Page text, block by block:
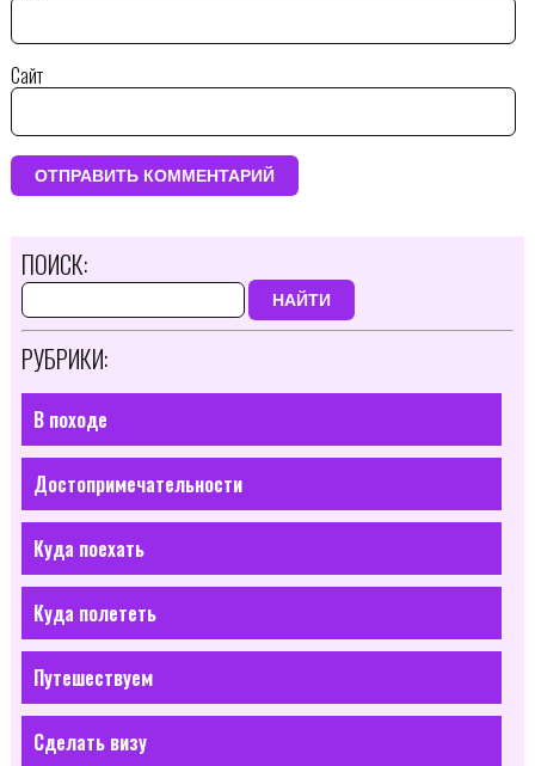
Сайт
ПОИСК:
НАЙТИ
РУБРИКИ:
В походе
Достопримечательности
Куда поехать
Куда полететь
Путешествуем
Сделать визу